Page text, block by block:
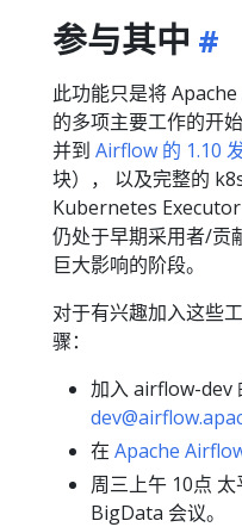
参与其中
此功能只是将
的多项主要工作的开
并到 Airflow 的 1.10
块）， 以及完整的
Kubernetes
仍处于早期采用者/贡
巨大影响的阶段。
对于有兴趣加入这些
骤：
加入 airflow-dev
在 Apache
周三上午 10点
BigData 会议。